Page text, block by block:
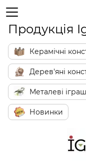
Продукція
Керамічні
Дерев'яні
Металеві
Новинки